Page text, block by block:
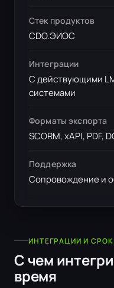
Стек продуктов
CDO.ЭИОС
Интеграции
С действующими
системами
Форматы экспорта
SCORM, xAPI, PDF,
Поддержка
Сопровождение и
ИНТЕГРАЦИИ И
С чем
время